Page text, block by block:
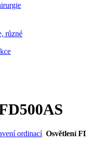
různé
ordinací Osvětlení